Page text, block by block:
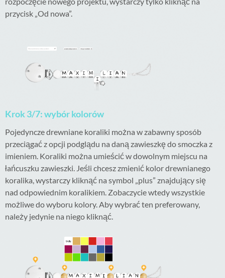
przycisk „Od nowa”.
Krok 3/7: wybór kolorów
Pojedyncze drewniane koraliki można w zabawny sposób
przeciągać z opcji podglądu na daną zawieszkę do smoczka z
imieniem. Koraliki można umieścić w dowolnym miejscu na
łańcuszku zawieszki. Jeśli chcesz zmienić kolor drewnianego
koralika, wystarczy kliknąć na symbol „plus” znajdujący się
nad odpowiednim koralikiem. Zobaczycie wtedy wszystkie
możliwe do wyboru kolory. Aby wybrać ten preferowany,
należy jedynie na niego kliknąć.